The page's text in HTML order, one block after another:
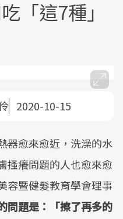
「這7種」
2020-10-15
器愈來愈近，洗澡的水
搔癢問題的人也愈來愈
容暨健髮教育學會理事
問題是：「擦了再多的